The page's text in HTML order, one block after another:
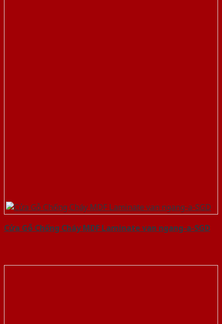
Cửa Gỗ Chống Cháy MDF Laminate van ngang-a-SGD